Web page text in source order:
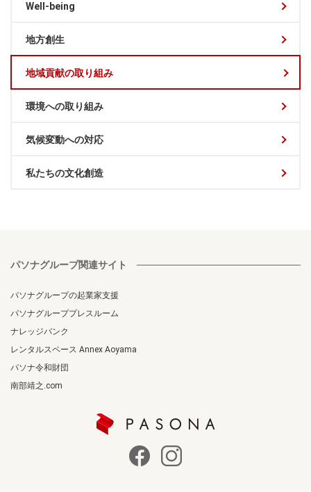
Well-being
地方創生
地域貢献の取り組み
環境への取り組み
気候変動への対応
私たちの文化創造
パソナグループ関連サイト
パソナグループの起業家支援
パソナグループプレスルーム
ナレッジバンク
レンタルスペース Annex Aoyama
パソナ令和財団
南部靖之.com